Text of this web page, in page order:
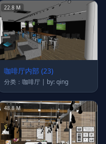
22.8 M
咖啡厅内部 (23)
分类：咖啡厅 | by: qing
48.8 M